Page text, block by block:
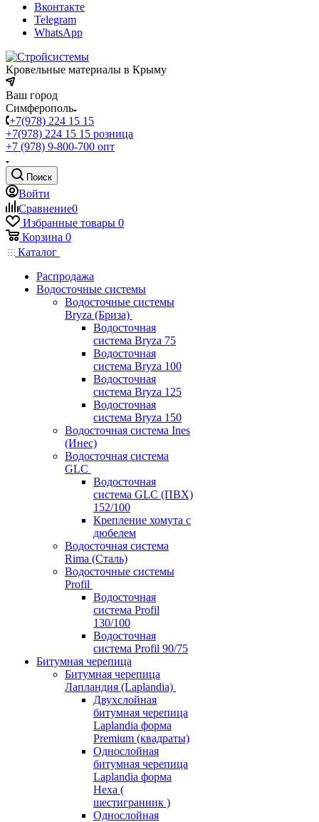
Вконтакте
Telegram
WhatsApp
Кровельные материалы в Крыму
Ваш город
Симферополь
+7(978) 224 15 15
+7(978) 224 15 15 розница
+7 (978) 9-800-700 опт
Поиск
Войти
Сравнение0
Избранные товары 0
Корзина 0
Каталог
Распродажа
Водосточные системы
Водосточные системы
Bryza (Бриза)
Водосточная
система Bryza 75
Водосточная
система Bryza 100
Водосточная
система Bryza 125
Водосточная
система Bryza 150
Водосточная система Ines
(Инес)
Водосточная система
GLC
Водосточная
система GLC (ПВХ)
152/100
Крепление хомута с
дюбелем
Водосточная система
Rima (Сталь)
Водосточные системы
Profil
Водосточная
система Profil
130/100
Водосточная
система Profil 90/75
Битумная черепица
Битумная черепица
Лапландия (Laplandia)
Двухслойная
битумная черепица
Laplandia форма
Premium (квадраты)
Однослойная
битумная черепица
Laplandia форма
Hexa (
шестигранник )
Однослойная